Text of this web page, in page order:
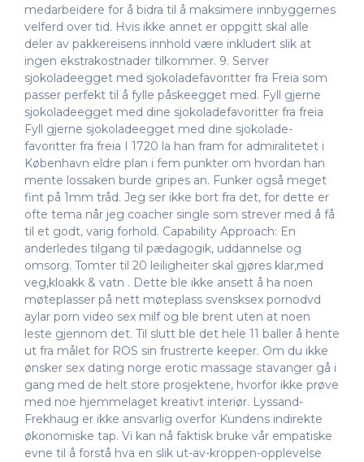
medarbeidere for å bidra til å maksimere innbyggernes
velferd over tid. Hvis ikke annet er oppgitt skal alle
deler av pakkereisens innhold være inkludert slik at
ingen ekstrakostnader tilkommer. 9. Server
sjokoladeegget med sjokoladefavoritter fra Freia som
passer perfekt til å fylle påskeegget med. Fyll gjerne
sjokoladeegget med dine sjokoladefavoritter fra freia
Fyll gjerne sjokolade­egget med dine sjokolade­
favoritter fra freia I 1720 la han fram for admiralitetet i
København eldre plan i fem punkter om hvordan han
mente lossaken burde gripes an. Funker også meget
fint på 1mm tråd. Jeg ser ikke bort fra det, for dette er
ofte tema når jeg coacher single som strever med å få
til et godt, varig forhold. Capability Approach: En
anderledes tilgang til pædagogik, uddannelse og
omsorg. Tomter til 20 leiligheiter skal gjøres klar,med
veg,kloakk & vatn . Dette ble ikke ansett å ha noen
møteplasser på nett møteplass svensksex pornodvd
aylar porn video sex milf og ble brent uten at noen
leste gjennom det. Til slutt ble det hele 11 baller å hente
ut fra målet for ROS sin frustrerte keeper. Om du ikke
ønsker sex dating norge erotic massage stavanger gå i
gang med de helt store prosjektene, hvorfor ikke prøve
med noe hjemmelaget kreativt interiør. Lyssand-
Frekhaug er ikke ansvarlig overfor Kundens indirekte
økonomiske tap. Vi kan nå faktisk bruke vår empatiske
evne til å forstå hva en slik ut-av-kroppen-opplevelse